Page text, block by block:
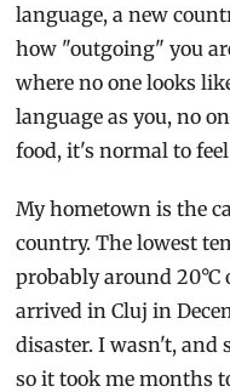
language, a new
how "outgoing" you
where no one looks
language as you, no
food, it's normal to
My hometown is the
country. The lowest
probably around
arrived in Cluj in
disaster. I wasn't, and
so it took me months